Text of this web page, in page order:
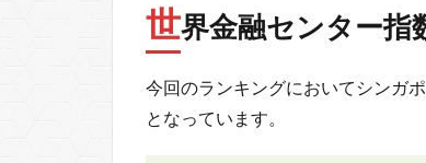
世界金融センター指
今回のランキングにおいてシンガ
となっています。